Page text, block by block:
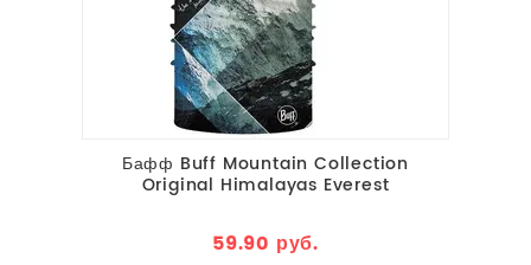
Бафф Buff Mountain Collection
Original Himalayas Everest
59.90 руб.